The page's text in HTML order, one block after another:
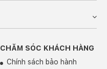
CHĂM SÓC KHÁCH HÀNG
Chính sách bảo hành